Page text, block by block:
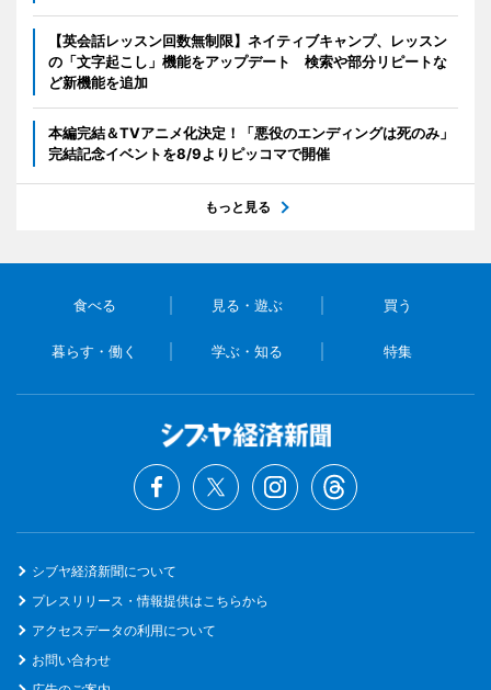
【英会話レッスン回数無制限】ネイティブキャンプ、レッスン
の「文字起こし」機能をアップデート 検索や部分リピートな
ど新機能を追加
本編完結＆TVアニメ化決定！「悪役のエンディングは死のみ」
完結記念イベントを8/9よりピッコマで開催
もっと見る
食べる 見る・遊ぶ 買う
暮らす・働く 学ぶ・知る 特集
シブヤ経済新聞について
プレスリリース・情報提供はこちらから
アクセスデータの利用について
お問い合わせ